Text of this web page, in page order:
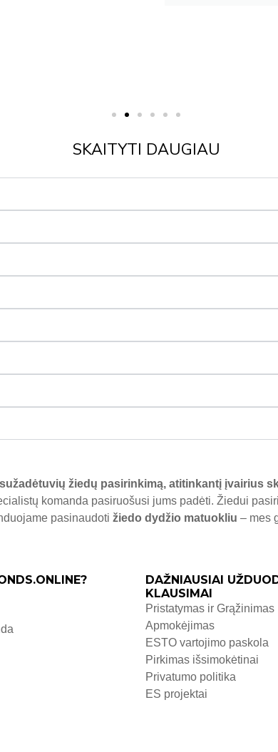
SKAITYTI DAUGIAU
žiedų pasirinkimą, atitinkantį įvairius
komanda pasiruošusi jums padėti. Žiedui
pasinaudoti žiedo dydžio matuokliu – mes
DAŽNIAUSIAI
KLAUSIMAI
Pristatymas ir Grąžinimas
Apmokėjimas
ESTO vartojimo paskola
Pirkimas išsimokėtinai
Privatumo politika
ES projektai